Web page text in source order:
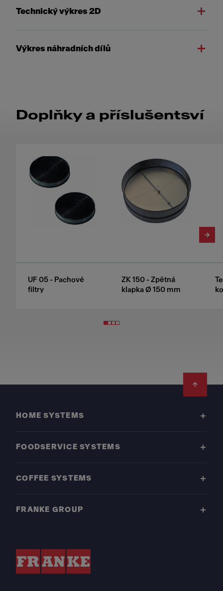
Technický výkres 2D
Výkres náhradních dílů
Doplňky a příslušentsví
UF 05 - Pachové
filtry
ZK 150 - Zpětná
klapka Ø 150 mm
HOME SYSTEMS
FOODSERVICE SYSTEMS
COFFEE SYSTEMS
FRANKE GROUP